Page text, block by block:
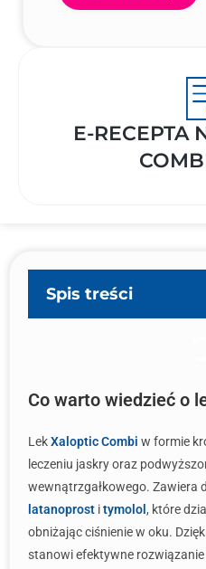
E-RECEPTA
Spis treści
Co warto wiedzieć o
LekXaloptic Combi w formie
leczeniu jaskry oraz
wewnątrzgałkowego. Zawiera
latanoprost itymolol , które
obniżając ciśnienie w oku.
stanowi efektywne